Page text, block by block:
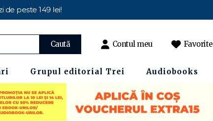
de peste 149 lei!
Caută Contul meu Favorite
Grupul editorial Trei Audiobooks